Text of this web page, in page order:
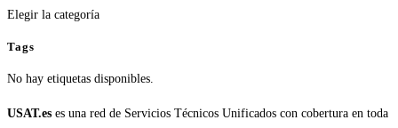
Categorías
Elegir la categoría
Tags
No hay etiquetas disponibles.
USAT.es es una red de Servicios Técnicos Unificados con cobertura en toda